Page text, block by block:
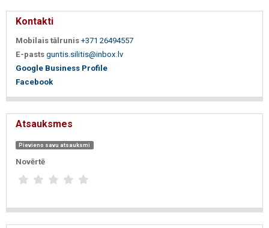
Kontakti
Mobilais tālrunis +371 26494557
E-pasts guntis.silitis@inbox.lv
Google Business Profile
Facebook
Atsauksmes
Pievieno savu atsauksmi
Novērtē